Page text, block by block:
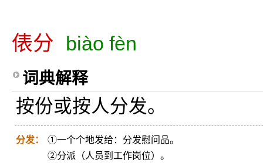
俵分 biào fèn
词典解释
按份或按人分发。
分发：
①一个个地发给：分发慰问品。
②分派（人员到工作岗位）。